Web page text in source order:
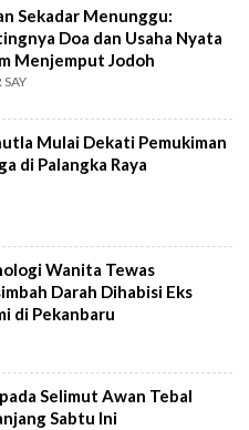
Sekadar Menunggu:
Doa dan Usaha Nyata
Menjemput Jodoh
SAY
Mulai Dekati Pemukiman
di Palangka Raya
Wanita Tewas
Darah Dihabisi Eks
di Pekanbaru
Selimut Awan Tebal
Sabtu Ini